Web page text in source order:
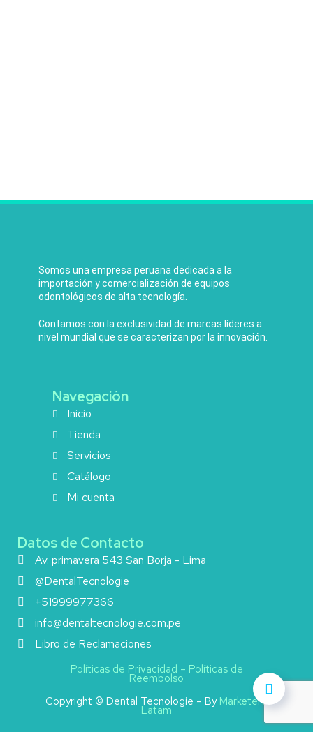
Somos una empresa peruana dedicada a la
importación y comercialización de equipos
odontológicos de alta tecnología.
Contamos con la exclusividad de marcas líderes a
nivel mundial que se caracterizan por la innovación.
Navegación
Inicio
Tienda
Servicios
Catálogo
Mi cuenta
Datos de Contacto
Av. primavera 543 San Borja - Lima
@DentalTecnologie
+51999977366
info@dentaltecnologie.com.pe
Libro de Reclamaciones
Políticas de Privacidad – Políticas de
Reembolso
Copyright © Dental Tecnologie – By Marketero
Latam